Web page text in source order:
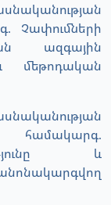
Չափումների
ազգային
մեթոդական
և